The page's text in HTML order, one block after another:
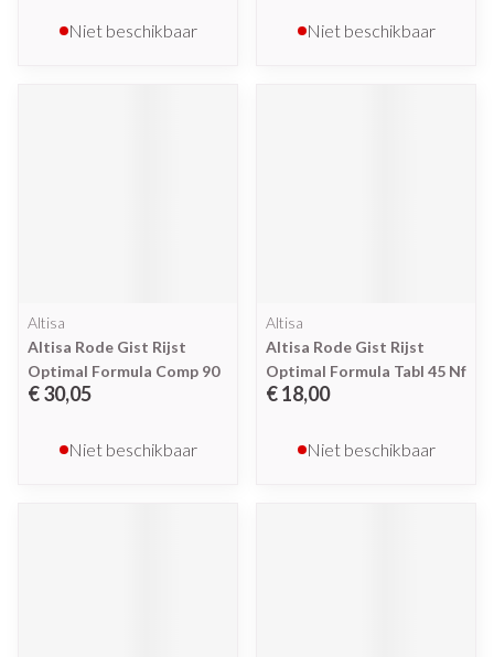
Niet beschikbaar Niet beschikbaar
Altisa
Altisa Rode Gist Rijst
Optimal Formula Comp 90
€ 30,05
Niet beschikbaar
Altisa
Altisa Rode Gist Rijst
Optimal Formula Tabl 45 Nf
€ 18,00
Niet beschikbaar